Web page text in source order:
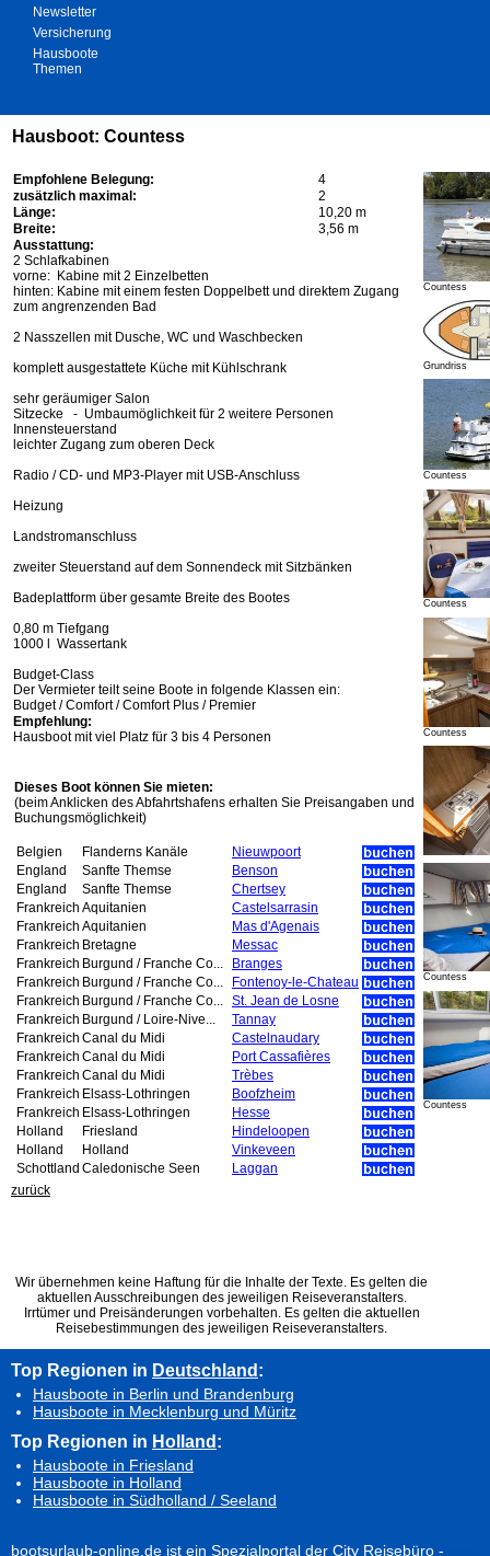
Newsletter
Versicherung
Hausboote
Themen
Hausboot: Countess
Empfohlene Belegung:
4
zusätzlich maximal:
2
Länge:
10,20 m
Breite:
3,56 m
Ausstattung:
2 Schlafkabinen
vorne: Kabine mit 2 Einzelbetten
hinten: Kabine mit einem festen Doppelbett und direktem Zugang
zum angrenzenden Bad
2 Nasszellen mit Dusche, WC und Waschbecken
komplett ausgestattete Küche mit Kühlschrank
sehr geräumiger Salon
Sitzecke - Umbaumöglichkeit für 2 weitere Personen
Innensteuerstand
leichter Zugang zum oberen Deck
Radio / CD- und MP3-Player mit USB-Anschluss
Heizung
Landstromanschluss
zweiter Steuerstand auf dem Sonnendeck mit Sitzbänken
Badeplattform über gesamte Breite des Bootes
0,80 m Tiefgang
1000 l Wassertank
Budget-Class
Der Vermieter teilt seine Boote in folgende Klassen ein:
Budget / Comfort / Comfort Plus / Premier
Empfehlung:
Hausboot mit viel Platz für 3 bis 4 Personen
Dieses Boot können Sie mieten:
(beim Anklicken des Abfahrtshafens erhalten Sie Preisangaben und
Buchungsmöglichkeit)
Belgien Flanderns Kanäle
Nieuwpoort
England
Sanfte Themse
Benson
England
Sanfte Themse
Chertsey
Frankreich Aquitanien
Castelsarrasin
Frankreich Aquitanien
Mas d'Agenais
Frankreich Bretagne
Messac
Frankreich Burgund / Franche Co...
Branges
Frankreich Burgund / Franche Co...
Fontenoy-le-Chateau
Frankreich Burgund / Franche Co...
St. Jean de Losne
Frankreich Burgund / Loire-Nive...
Tannay
Frankreich Canal du Midi
Castelnaudary
Frankreich Canal du Midi
Port Cassafières
Frankreich Canal du Midi
Trèbes
Frankreich Elsass-Lothringen
Boofzheim
Frankreich Elsass-Lothringen
Hesse
Holland
Friesland
Hindeloopen
Holland
Holland
Vinkeveen
Schottland Caledonische Seen Laggan
Countess
Grundriss
Countess
Countess
Countess
Countess
Countess
zurück
Wir übernehmen keine Haftung für die Inhalte der Texte. Es gelten die
aktuellen Ausschreibungen des jeweiligen Reiseveranstalters.
Irrtümer und Preisänderungen vorbehalten. Es gelten die aktuellen
Reisebestimmungen des jeweiligen Reiseveranstalters.
Top Regionen in Deutschland:
Hausboote in Berlin und Brandenburg
Hausboote in Mecklenburg und Müritz
Top Regionen in Holland:
Hausboote in Friesland
Hausboote in Holland
Hausboote in Südholland / Seeland
bootsurlaub-online.de ist ein Spezialportal der City Reisebüro -